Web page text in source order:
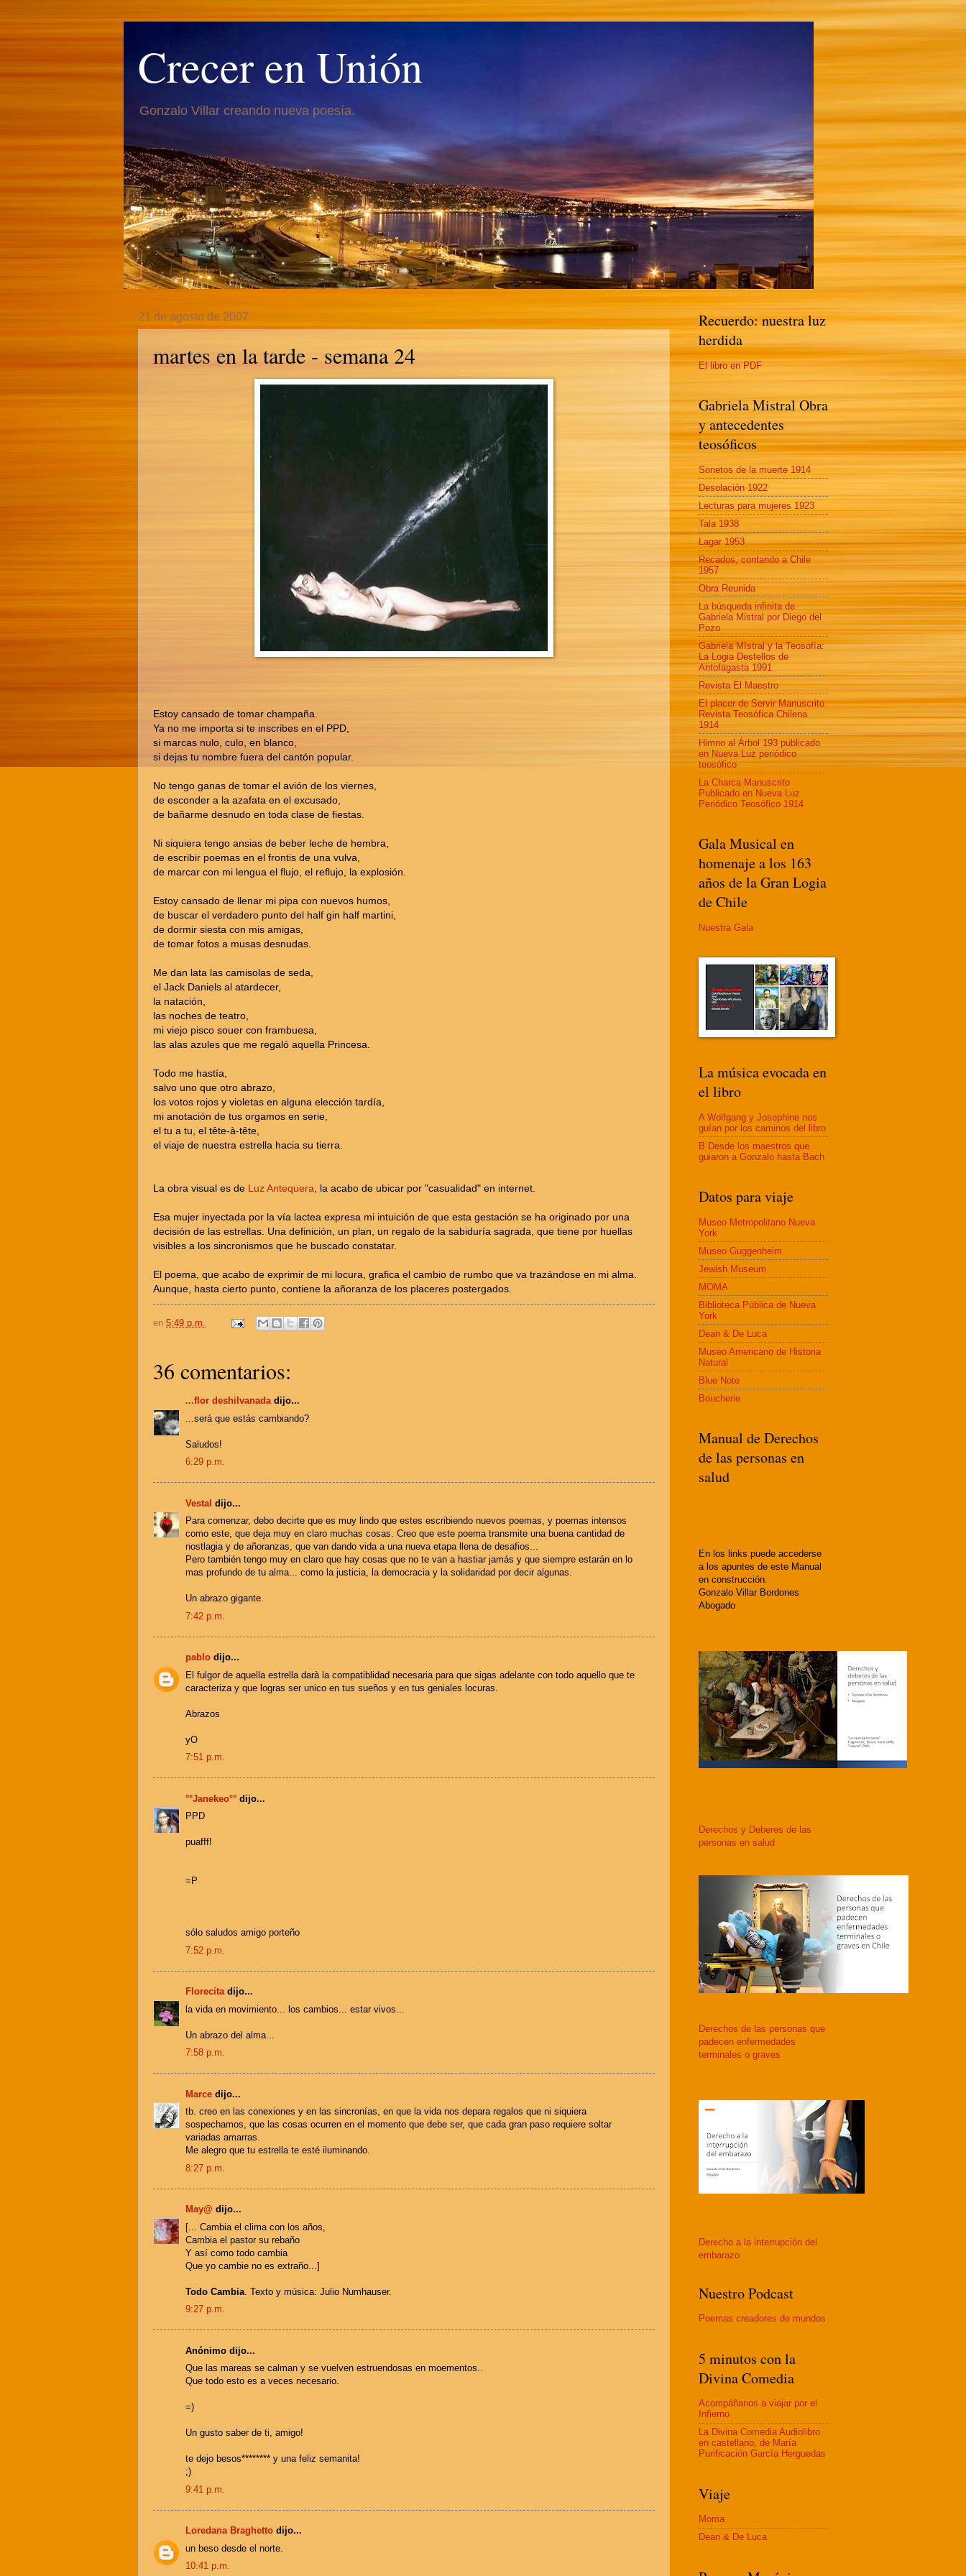
Crecer en Unión
Gonzalo Villar creando nueva poesía.
21 de agosto de 2007
martes en la tarde - semana 24
Estoy cansado de tomar champaña.
Ya no me importa si te inscribes en el PPD,
si marcas nulo, culo, en blanco,
si dejas tu nombre fuera del cantón popular.
No tengo ganas de tomar el avión de los viernes,
de esconder a la azafata en el excusado,
de bañarme desnudo en toda clase de fiestas.
Ni siquiera tengo ansias de beber leche de hembra,
de escribir poemas en el frontis de una vulva,
de marcar con mi lengua el flujo, el reflujo, la explosión.
Estoy cansado de llenar mi pipa con nuevos humos,
de buscar el verdadero punto del half gin half martini,
de dormir siesta con mis amigas,
de tomar fotos a musas desnudas.
Me dan lata las camisolas de seda,
el Jack Daniels al atardecer,
la natación,
las noches de teatro,
mi viejo pisco souer con frambuesa,
las alas azules que me regaló aquella Princesa.
Todo me hastía,
salvo uno que otro abrazo,
los votos rojos y violetas en alguna elección tardía,
mi anotación de tus orgamos en serie,
el tu a tu, el tête-à-tête,
el viaje de nuestra estrella hacia su tierra.
La obra visual es de Luz Antequera , la acabo de ubicar por "casualidad" en internet.
Esa mujer inyectada por la vía lactea expresa mi intuición de que esta gestación se ha originado por una
decisión de las estrellas. Una definición, un plan, un regalo de la sabiduría sagrada, que tiene por huellas
visibles a los sincronismos que he buscado constatar.
El poema, que acabo de exprimir de mi locura, grafica el cambio de rumbo que va trazándose en mi alma.
Aunque, hasta cierto punto, contiene la añoranza de los placeres postergados.
en 5:49 p.m.
36 comentarios:
...flor deshilvanadadijo...
...será que estás cambiando?
Saludos!
6:29 p.m.
Vestal dijo...
Para comenzar, debo decirte que es muy lindo que estes escribiendo nuevos poemas, y poemas intensos
como este, que deja muy en claro muchas cosas. Creo que este poema transmite una buena cantidad de
nostlagia y de añoranzas, que van dando vida a una nueva etapa llena de desafios...
Pero también tengo muy en claro que hay cosas que no te van a hastiar jamás y que siempre estarán en lo
mas profundo de tu alma... como la justicia, la democracia y la solidaridad por decir algunas.
Un abrazo gigante.
7:42 p.m.
pablo dijo...
El fulgor de aquella estrella darà la compatiblidad necesaria para que sigas adelante con todo aquello que te
caracteriza y que logras ser unico en tus sueños y en tus geniales locuras.
Abrazos
yO
7:51 p.m.
°°Janekeo°° dijo...
PPD
puafff!
=P
sólo saludos amigo porteño
7:52 p.m.
Florecitadijo...
la vida en movimiento... los cambios... estar vivos...
Un abrazo del alma...
7:58 p.m.
Marce dijo...
tb. creo en las conexiones y en las sincronías, en que la vida nos depara regalos que ni siquiera
sospechamos, que las cosas ocurren en el momento que debe ser, que cada gran paso requiere soltar
variadas amarras.
Me alegro que tu estrella te esté iluminando.
8:27 p.m.
May@ dijo...
[... Cambia el clima con los años,
Cambia el pastor su rebaño
Y así como todo cambia
Que yo cambie no es extraño...]
Todo Cambia . Texto y música: Julio Numhauser.
9:27 p.m.
Anónimo dijo...
Que las mareas se calman y se vuelven estruendosas en moementos..
Que todo esto es a veces necesario.
=)
Un gusto saber de ti, amigo!
te dejo besos******** y una feliz semanita!
;)
9:41 p.m.
Loredana Braghetto dijo...
un beso desde el norte.
10:41 p.m.
Recuerdo: nuestra luz
herdida
El libro en PDF
Gabriela Mistral Obra
y antecedentes
teosóficos
Sonetos de la muerte 1914
Desolación 1922
Lecturas para mujeres 1923
Tala 1938
Lagar 1953
Recados, contando a Chile
1957
Obra Reunida
La búsqueda infinita de
Gabriela Mistral por Diego del
Pozo
Gabriela MIstral y la Teosofía:
La Logia Destellos de
Antofagasta 1991
Revista El Maestro
El placer de Servir Manuscrito
Revista Teosófica Chilena
1914
Himno al Árbol 193 publicado
en Nueva Luz periódico
teosófico
La Charca Manuscrito
Publicado en Nueva Luz
Periódico Teosófico 1914
Gala Musical en
homenaje a los 163
años de la Gran Logia
de Chile
Nuestra Gala
La música evocada en
el libro
A Wolfgang y Josephine nos
guían por los caminos del libro
B Desde los maestros que
guiaron a Gonzalo hasta Bach
Datos para viaje
Museo Metropolitano Nueva
York
Museo Guggenheim
Jewish Museum
MOMA
Biblioteca Pública de Nueva
York
Dean & De Luca
Museo Americano de Historia
Natural
Blue Note
Boucherie
Manual de Derechos
de las personas en
salud
En los links puede accederse
a los apuntes de este Manual
en construcción.
Gonzalo Villar Bordones
Abogado
Derechos y Deberes de las
personas en salud
Derechos de las personas que
padecen enfermedades
terminales o graves
Derecho a la interrupción del
embarazo
Nuestro Podcast
Poemas creadores de mundos
5 minutos con la
Divina Comedia
Acompáñanos a viajar por el
Infierno
La Divina Comedia Audiolibro
en castellano, de María
Purificación García Herguedas
Viaje
Moma
Dean & De Luca